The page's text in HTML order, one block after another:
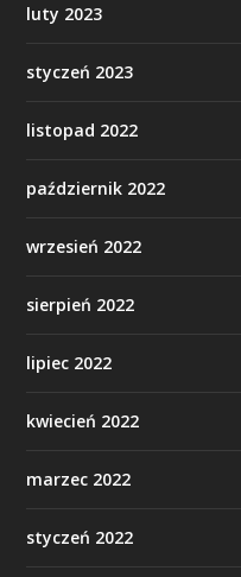
luty 2023
styczeń 2023
listopad 2022
październik 2022
wrzesień 2022
sierpień 2022
lipiec 2022
kwiecień 2022
marzec 2022
styczeń 2022